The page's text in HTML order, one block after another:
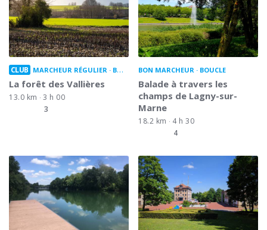
CLUB MARCHEUR RÉGULIER BOUCLE
La forêt des Vallières
13.0 km
3 h 00
3
BON MARCHEUR BOUCLE
Balade à travers les
champs de Lagny-sur-
Marne
18.2 km
4 h 30
4